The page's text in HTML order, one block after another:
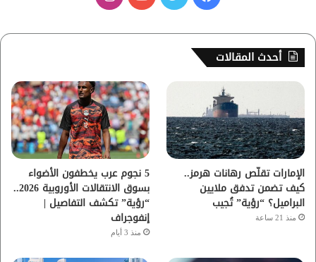
س
ب
ك
ي
و
ب
ت
ق
ر
م
أحدث المقالات
الإمارات تقلّص رهانات هرمز..
كيف تضمن تدفق ملايين
البراميل؟ “رؤية” تُجيب
منذ 21 ساعة
5 نجوم عرب يخطفون الأضواء
بسوق الانتقالات الأوروبية 2026..
“رؤية” تكشف التفاصيل |
إنفوجراف
منذ 3 أيام